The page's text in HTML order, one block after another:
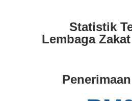
Statistik
Lembaga